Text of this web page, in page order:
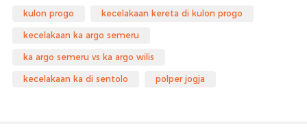
kulon progo kecelakaan kereta di kulon progo
kecelakaan ka argo semeru
ka argo semeru vs ka argo wilis
kecelakaan ka di sentolo polper jogja